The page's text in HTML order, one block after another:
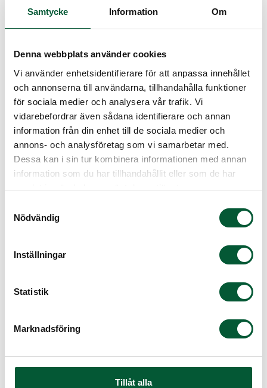
Samtycke Information Om
Denna webbplats använder cookies
Vi använder enhetsidentifierare för att anpassa innehållet
och annonserna till användarna, tillhandahålla funktioner
för sociala medier och analysera vår trafik. Vi
vidarebefordrar även sådana identifierare och annan
information från din enhet till de sociala medier och
annons- och analysföretag som vi samarbetar med.
Dessa kan i sin tur kombinera informationen med annan
information som du har tillhandahållit eller som de har
samlat in när du har använt deras tjänster.
Nödvändig
Inställningar
Statistik
Marknadsföring
Tillåt alla
Vi hör av oss inom 24 timmar för att boka ett
kostnadsfritt besök, där du får en gratis
Vi hör av oss inom 24 timmar för att boka ett kostnadsfritt
besök, där du får en gratis offert med fast pris.
Namn*
E-post*
Genom att klicka skicka samtycker du till vår